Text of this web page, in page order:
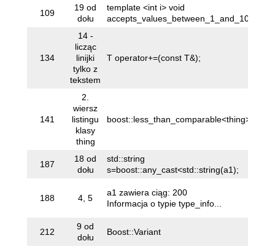
109
19 od
dołu
template <int i> void
accepts_values_between_1_and_100()
134
14 -
licząc
linijki
tylko z
tekstem
T operator+=(const T&);
141
2.
wiersz
listingu
klasy
thing
boost::less_than_comparable<thing>
187
18 od
dołu
std::string
s=boost::any_cast<std::string(a1);
188 4, 5
a1 zawiera ciąg: 200
Informacja o typie type_info...
212
9 od
dołu
Boost::Variant